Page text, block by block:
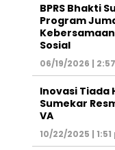
BPRS Bhakti
Program
Sosial
06/19/2026 |
Inovasi Tiada
Sumekar
VA
10/22/2025 |